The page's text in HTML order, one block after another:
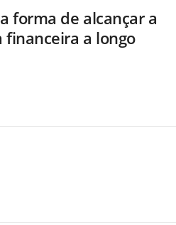
forma de alcançar a
a longo